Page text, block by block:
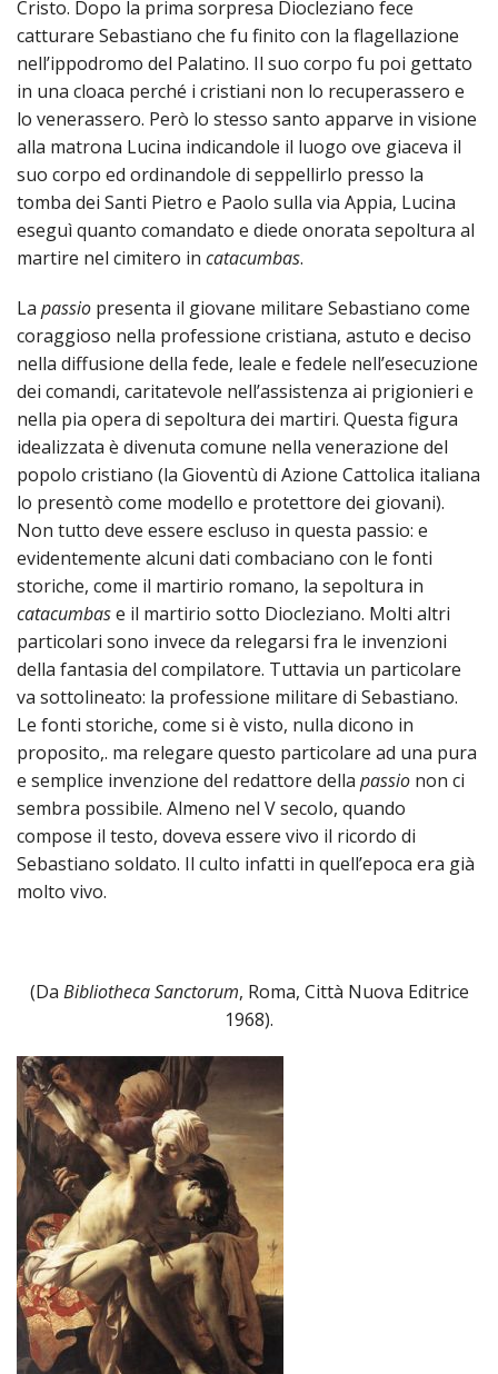
Cristo. Dopo la prima sorpresa Diocleziano fece
catturare Sebastiano che fu finito con la flagellazione
nell’ippodromo del Palatino. Il suo corpo fu poi gettato
in una cloaca perché i cristiani non lo recuperassero e
lo venerassero. Però lo stesso santo apparve in visione
alla matrona Lucina indicandole il luogo ove giaceva il
suo corpo ed ordinandole di seppellirlo presso la
tomba dei Santi Pietro e Paolo sulla via Appia, Lucina
eseguì quanto comandato e diede onorata sepoltura al
martire nel cimitero in catacumbas.
La passio presenta il giovane militare Sebastiano come
coraggioso nella professione cristiana, astuto e deciso
nella diffusione della fede, leale e fedele nell’esecuzione
dei comandi, caritatevole nell’assistenza ai prigionieri e
nella pia opera di sepoltura dei martiri. Questa figura
idealizzata è divenuta comune nella venerazione del
popolo cristiano (la Gioventù di Azione Cattolica italiana
lo presentò come modello e protettore dei giovani).
Non tutto deve essere escluso in questa passio: e
evidentemente alcuni dati combaciano con le fonti
storiche, come il martirio romano, la sepoltura in
catacumbase il martirio sotto Diocleziano. Molti altri
particolari sono invece da relegarsi fra le invenzioni
della fantasia del compilatore. Tuttavia un particolare
va sottolineato: la professione militare di Sebastiano.
Le fonti storiche, come si è visto, nulla dicono in
proposito,. ma relegare questo particolare ad una pura
e semplice invenzione del redattore della passio non ci
sembra possibile. Almeno nel V secolo, quando
compose il testo, doveva essere vivo il ricordo di
Sebastiano soldato. Il culto infatti in quell’epoca era già
molto vivo.
(Da Bibliotheca Sanctorum, Roma, Città Nuova Editrice
1968).